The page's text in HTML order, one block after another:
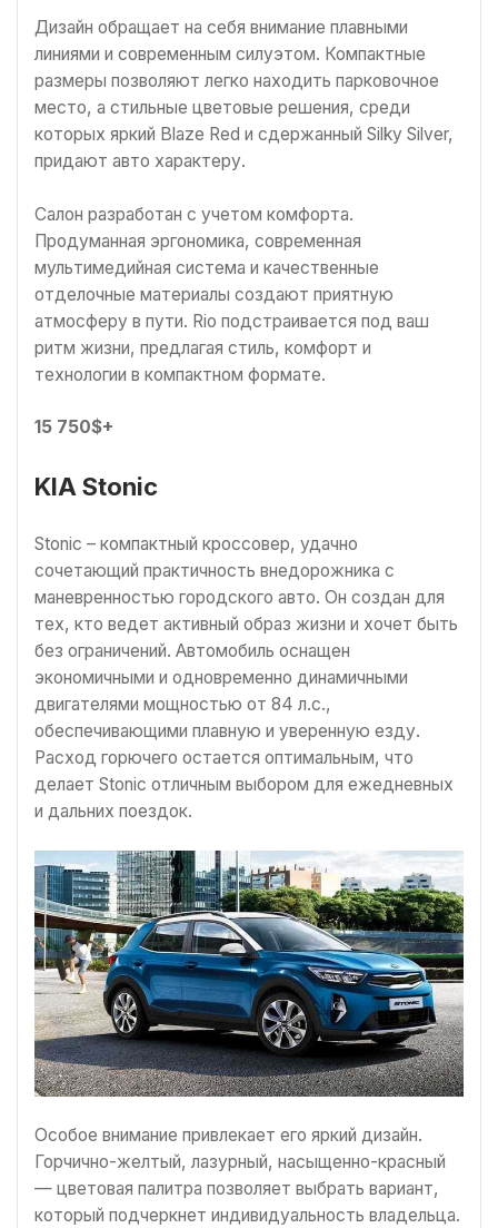
Дизайн обращает на себя внимание плавными
линиями и современным силуэтом. Компактные
размеры позволяют легко находить парковочное
место, а стильные цветовые решения, среди
которых яркий Blaze Red и сдержанный Silky Silver,
придают авто характеру.
Салон разработан с учетом комфорта.
Продуманная эргономика, современная
мультимедийная система и качественные
отделочные материалы создают приятную
атмосферу в пути. Rio подстраивается под ваш
ритм жизни, предлагая стиль, комфорт и
технологии в компактном формате.
15 750$+
KIA Stonic
Stonic – компактный кроссовер, удачно
сочетающий практичность внедорожника с
маневренностью городского авто. Он создан для
тех, кто ведет активный образ жизни и хочет быть
без ограничений. Автомобиль оснащен
экономичными и одновременно динамичными
двигателями мощностью от 84 л.с.,
обеспечивающими плавную и уверенную езду.
Расход горючего остается оптимальным, что
делает Stonic отличным выбором для ежедневных
и дальних поездок.
Особое внимание привлекает его яркий дизайн.
Горчично-желтый, лазурный, насыщенно-красный
— цветовая палитра позволяет выбрать вариант,
который подчеркнет индивидуальность владельца.